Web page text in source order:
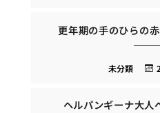
更年期の手のひらの
未分類
ヘルパンギーナ大人